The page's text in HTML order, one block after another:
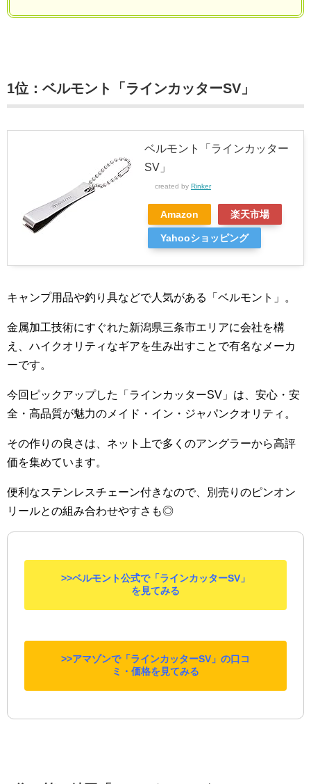
1位：ベルモント「ラインカッターSV」
ベルモント「ラインカッター
SV」
created by Rinker
Amazon 楽天市場
Yahooショッピング
キャンプ用品や釣り具などで人気がある「ベルモント」。
金属加工技術にすぐれた新潟県三条市エリアに会社を構
え、ハイクオリティなギアを生み出すことで有名なメーカ
ーです。
今回ピックアップした「ラインカッターSV」は、安心・安
全・高品質が魅力のメイド・イン・ジャパンクオリティ。
その作りの良さは、ネット上で多くのアングラーから高評
価を集めています。
便利なステンレスチェーン付きなので、別売りのピンオン
リールとの組み合わせやすさも◎
>>ベルモント公式で「ラインカッターSV」
を見てみる
>>アマゾンで「ラインカッターSV」の口コ
ミ・価格を見てみる